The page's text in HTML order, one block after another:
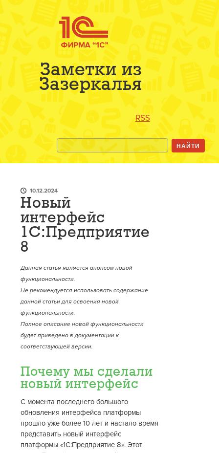
Заметки из
Зазеркалья
RSS
10.12.2024
Новый
интерфейс
1С:Предприятие
8
Данная статья является анонсом новой
функциональности.
Не рекомендуется использовать содержание
данной статьи для освоения новой
функциональности.
Полное описание новой функциональности
будет приведено в документации к
соответствующей версии.
Почему мы сделали
новый интерфейс
С момента последнего большого
обновления интерфейса платформы
прошло уже более 10 лет и настало время
представить новый интерфейс
платформы «1С:Предприятие 8». Этот